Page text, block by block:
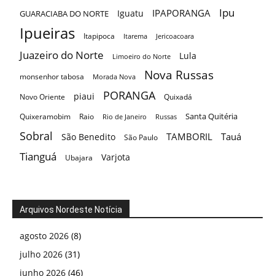
GUARACIABA DO NORTE Iguatu IPAPORANGA Ipu
Ipueiras Itapipoca Itarema Jericoacoara
Juazeiro do Norte Limoeiro do Norte Lula
monsenhor tabosa Morada Nova Nova Russas
Novo Oriente piaui PORANGA
Quixadá
Quixeramobim
Raio Rio de Janeiro Russas Santa Quitéria
Sobral São Benedito São Paulo TAMBORIL Tauá
Tianguá Ubajara Varjota
Arquivos Nordeste Notícia
agosto 2026 (8)
julho 2026 (31)
junho 2026 (46)